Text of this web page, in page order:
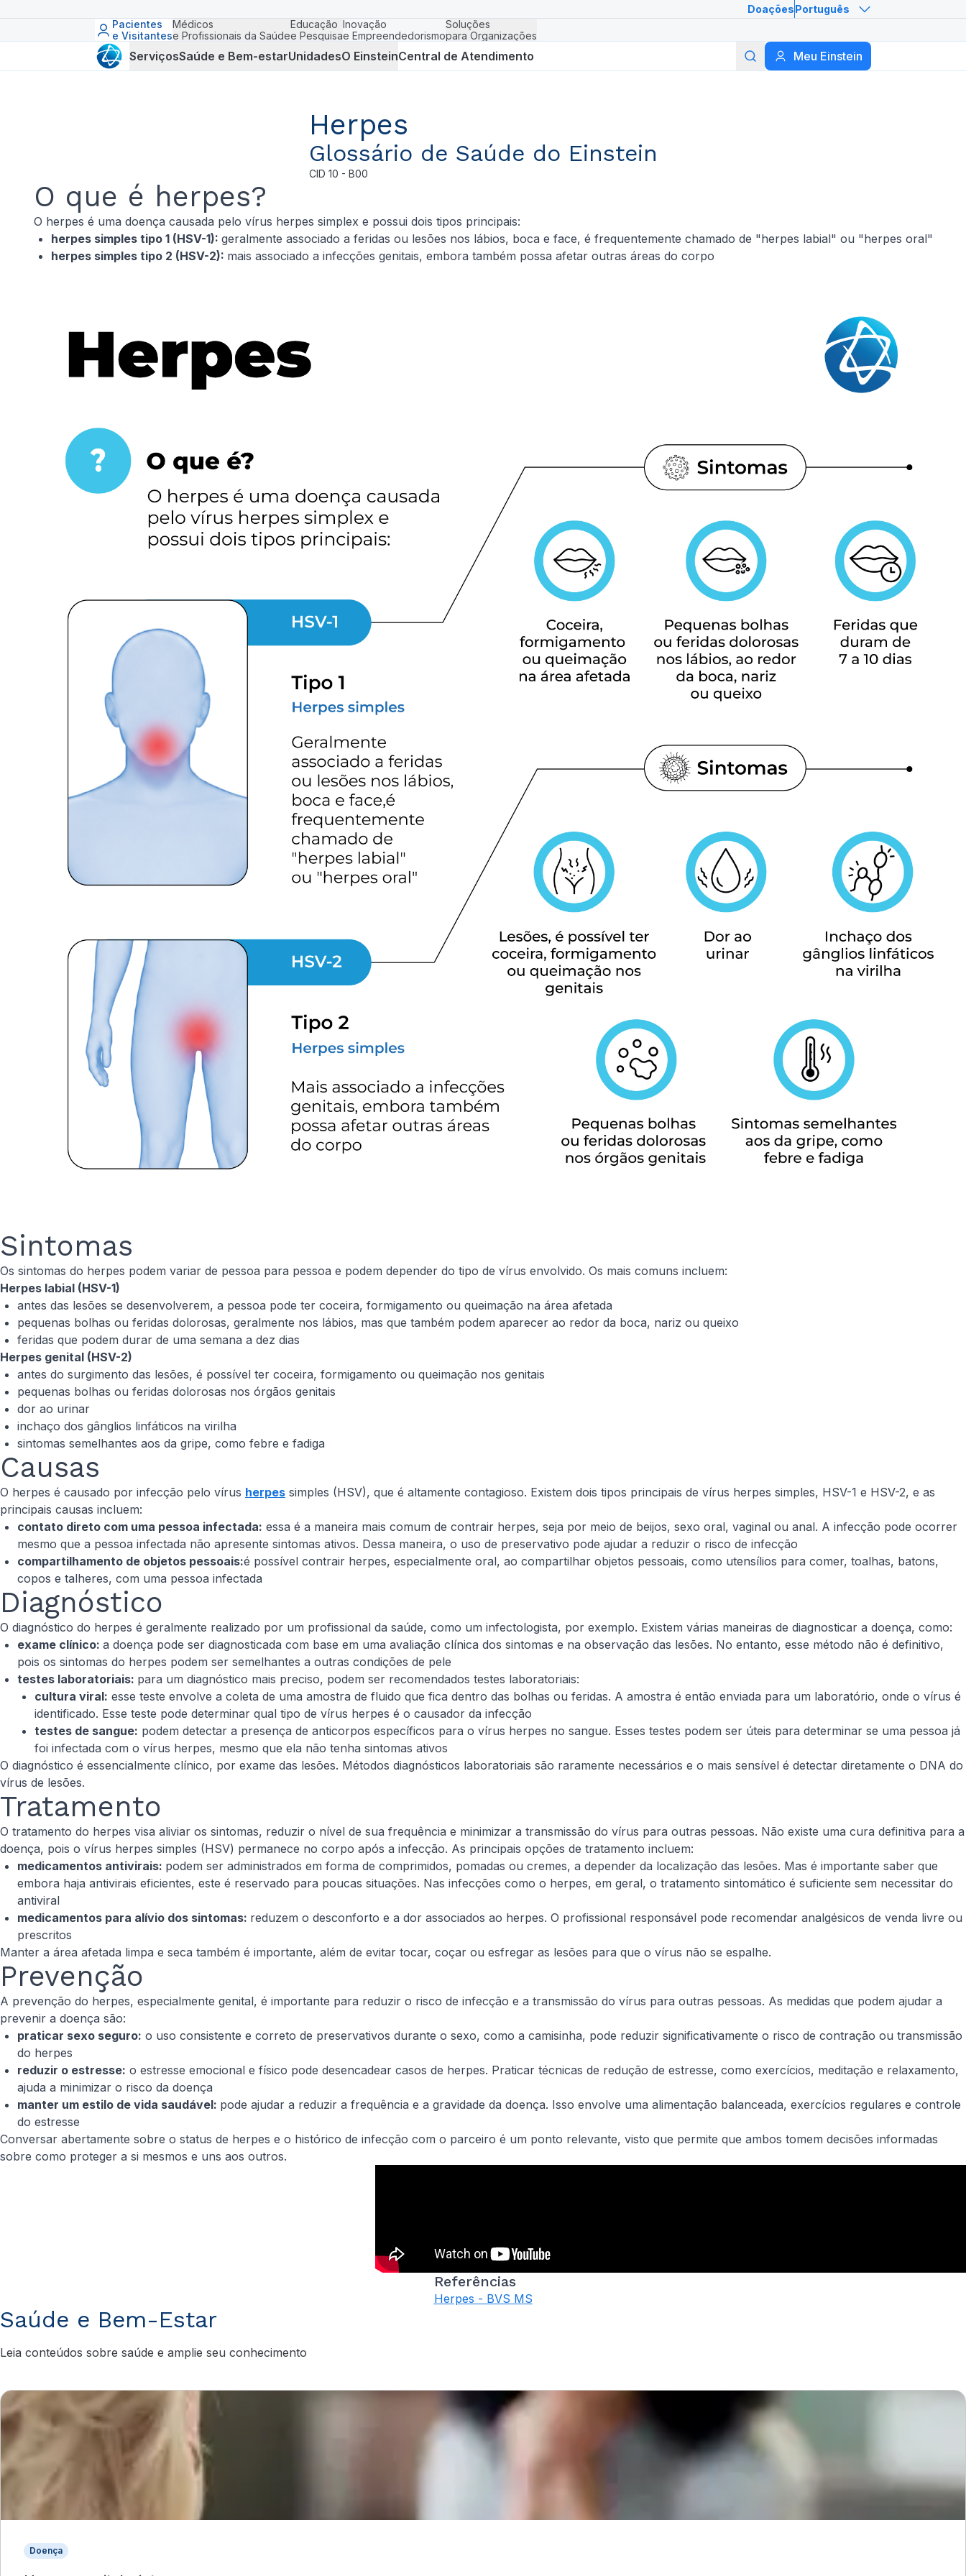
DoaçõesPortuguês
Pacientes
e Visitantes
Médicos
e Profissionais da Saúde
Educação
e Pesquisa
Inovação
e Empreendedorismo
Soluções
para Organizações
ServiçosSaúde e Bem-estarUnidadesO EinsteinCentral de Atendimento Meu Einstein
Buscar
Herpes
Glossário de Saúde do Einstein
CID 10 - B00
O que é herpes?
O herpes é uma doença causada pelo vírus herpes simplex e possui dois tipos principais:
herpes simples tipo 1 (HSV-1): geralmente associado a feridas ou lesões nos lábios, boca e face, é frequentemente chamado de "herpes labial" ou "herpes oral"
herpes simples tipo 2 (HSV-2): mais associado a infecções genitais, embora também possa afetar outras áreas do corpo
Sintomas
Os sintomas do herpes podem variar de pessoa para pessoa e podem depender do tipo de vírus envolvido. Os mais comuns incluem:
Herpes labial (HSV-1)
antes das lesões se desenvolverem, a pessoa pode ter coceira, formigamento ou queimação na área afetada
pequenas bolhas ou feridas dolorosas, geralmente nos lábios, mas que também podem aparecer ao redor da boca, nariz ou queixo
feridas que podem durar de uma semana a dez dias
Herpes genital (HSV-2)
antes do surgimento das lesões, é possível ter coceira, formigamento ou queimação nos genitais
pequenas bolhas ou feridas dolorosas nos órgãos genitais
dor ao urinar
inchaço dos gânglios linfáticos na virilha
sintomas semelhantes aos da gripe, como febre e fadiga
Causas
O herpes é causado por infecção pelo vírus herpes simples (HSV), que é altamente contagioso. Existem dois tipos principais de vírus herpes simples, HSV-1 e HSV-2, e as
principais causas incluem:
contato direto com uma pessoa infectada: essa é a maneira mais comum de contrair herpes, seja por meio de beijos, sexo oral, vaginal ou anal. A infecção pode ocorrer
mesmo que a pessoa infectada não apresente sintomas ativos. Dessa maneira, o uso de preservativo pode ajudar a reduzir o risco de infecção
compartilhamento de objetos pessoais:é possível contrair herpes, especialmente oral, ao compartilhar objetos pessoais, como utensílios para comer, toalhas, batons,
copos e talheres, com uma pessoa infectada
Diagnóstico
O diagnóstico do herpes é geralmente realizado por um profissional da saúde, como um infectologista, por exemplo. Existem várias maneiras de diagnosticar a doença, como:
exame clínico: a doença pode ser diagnosticada com base em uma avaliação clínica dos sintomas e na observação das lesões. No entanto, esse método não é definitivo,
pois os sintomas do herpes podem ser semelhantes a outras condições de pele
testes laboratoriais: para um diagnóstico mais preciso, podem ser recomendados testes laboratoriais:
cultura viral: esse teste envolve a coleta de uma amostra de fluido que fica dentro das bolhas ou feridas. A amostra é então enviada para um laboratório, onde o vírus é
identificado. Esse teste pode determinar qual tipo de vírus herpes é o causador da infecção
testes de sangue: podem detectar a presença de anticorpos específicos para o vírus herpes no sangue. Esses testes podem ser úteis para determinar se uma pessoa já
foi infectada com o vírus herpes, mesmo que ela não tenha sintomas ativos
O diagnóstico é essencialmente clínico, por exame das lesões. Métodos diagnósticos laboratoriais são raramente necessários e o mais sensível é detectar diretamente o DNA do
vírus de lesões.
Tratamento
O tratamento do herpes visa aliviar os sintomas, reduzir o nível de sua frequência e minimizar a transmissão do vírus para outras pessoas. Não existe uma cura definitiva para a
doença, pois o vírus herpes simples (HSV) permanece no corpo após a infecção. As principais opções de tratamento incluem:
medicamentos antivirais: podem ser administrados em forma de comprimidos, pomadas ou cremes, a depender da localização das lesões. Mas é importante saber que
embora haja antivirais eficientes, este é reservado para poucas situações. Nas infecções como o herpes, em geral, o tratamento sintomático é suficiente sem necessitar do
antiviral
medicamentos para alívio dos sintomas: reduzem o desconforto e a dor associados ao herpes. O profissional responsável pode recomendar analgésicos de venda livre ou
prescritos
Manter a área afetada limpa e seca também é importante, além de evitar tocar, coçar ou esfregar as lesões para que o vírus não se espalhe.
Prevenção
A prevenção do herpes, especialmente genital, é importante para reduzir o risco de infecção e a transmissão do vírus para outras pessoas. As medidas que podem ajudar a
prevenir a doença são:
praticar sexo seguro: o uso consistente e correto de preservativos durante o sexo, como a camisinha, pode reduzir significativamente o risco de contração ou transmissão
do herpes
reduzir o estresse: o estresse emocional e físico pode desencadear casos de herpes. Praticar técnicas de redução de estresse, como exercícios, meditação e relaxamento,
ajuda a minimizar o risco da doença
manter um estilo de vida saudável: pode ajudar a reduzir a frequência e a gravidade da doença. Isso envolve uma alimentação balanceada, exercícios regulares e controle
do estresse
Conversar abertamente sobre o status de herpes e o histórico de infecção com o parceiro é um ponto relevante, visto que permite que ambos tomem decisões informadas
sobre como proteger a si mesmos e uns aos outros.
Referências
Herpes - BVS MS
Saúde e Bem-Estar
Leia conteúdos sobre saúde e amplie seu conhecimento
Doença